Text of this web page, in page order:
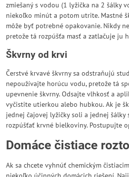
zmiešaný s vodou (1 lyžička na 2 šálky
niekoľko minút a potom utrite. Mastné
môže byť potrebné opakovanie. Nikdy
pretože tá rozpúšťa masť a zatlačuje ju
Škvrny od krvi
Čerstvé krvavé škvrny sa odstraňujú
nepoužívajte horúcu vodu, pretože tá
upevnenie škvrny. Odsajte vlhkosť a
vyčistite utierkou alebo hubkou. Ak je
jednej čajovej lyžičky soli a jednej šálky
rozpúšťať krvné bielkoviny. Postupujte
Domáce čistiace
Ak sa chcete vyhnúť chemickým